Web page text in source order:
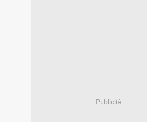
Publicité